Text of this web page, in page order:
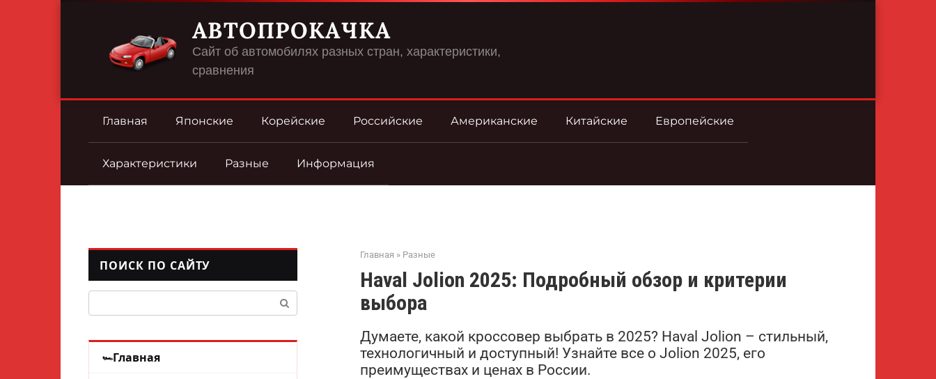
АВТОПРОКАЧКА
Сайт об автомобилях разных стран, характеристики,
сравнения
Главная Японские Корейские Российские Американские Китайские Европейские
Характеристики Разные Информация
Главная » Разные
Haval Jolion 2025: Подробный обзор и критерии
выбора
Думаете, какой кроссовер выбрать в 2025? Haval Jolion – стильный,
технологичный и доступный! Узнайте все о Jolion 2025, его
преимуществах и ценах в России.
ПОИСК ПО САЙТУ
Главная